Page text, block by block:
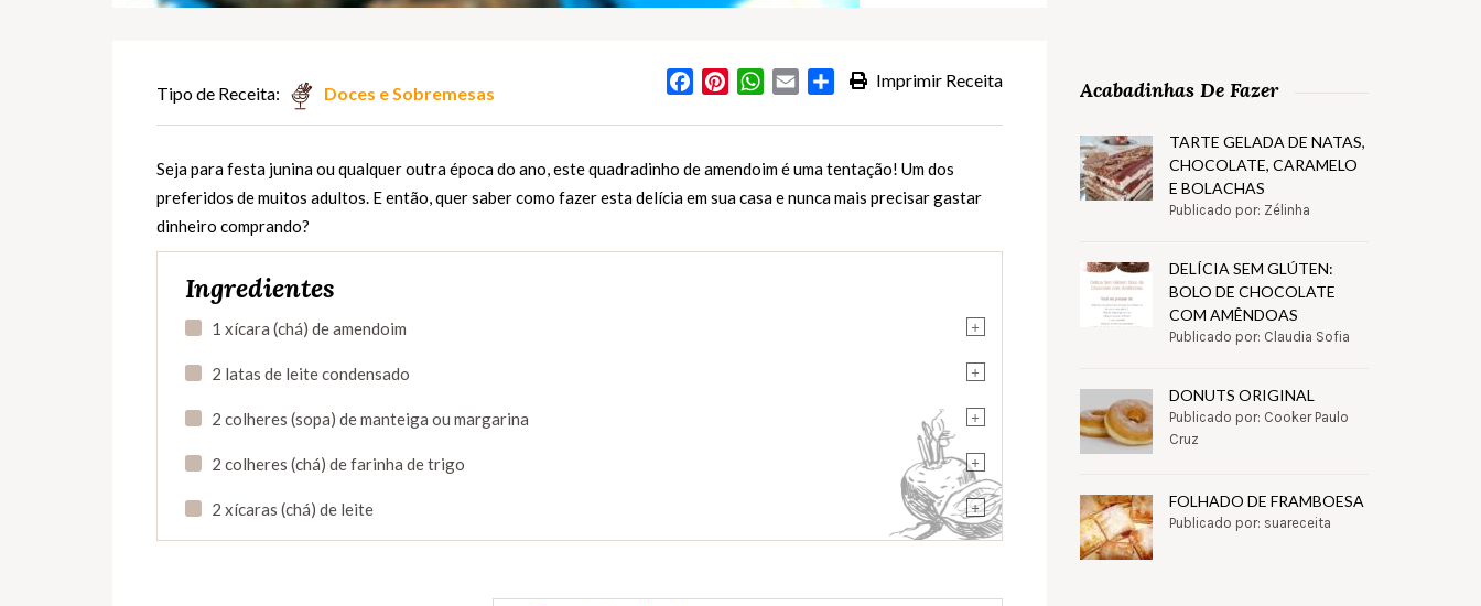
Imprimir Receita
FacebookPinterestWhatsApp
Email Partilhar
Tipo de Receita: Doces e Sobremesas
Seja para festa junina ou qualquer outra época do ano, este quadradinho de amendoim é uma tentação! Um dos
preferidos de muitos adultos. E então, quer saber como fazer esta delícia em sua casa e nunca mais precisar gastar
dinheiro comprando?
Ingredientes
+
1 xícara (chá) de amendoim
+
2 latas de leite condensado
+
2 colheres (sopa) de manteiga ou margarina
+
2 colheres (chá) de farinha de trigo
+
2 xícaras (chá) de leite
Acabadinhas De Fazer
TARTE GELADA DE NATAS,
CHOCOLATE, CARAMELO
E BOLACHAS
Publicado por: Zélinha
DELÍCIA SEM GLÚTEN:
BOLO DE CHOCOLATE
COM AMÊNDOAS
Publicado por: Claudia Sofia
DONUTS ORIGINAL
Publicado por: Cooker Paulo
Cruz
FOLHADO DE FRAMBOESA
Publicado por: suareceita